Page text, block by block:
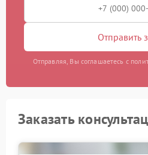
Отправить
Отправляя, Вы соглашаетесь с
Заказать